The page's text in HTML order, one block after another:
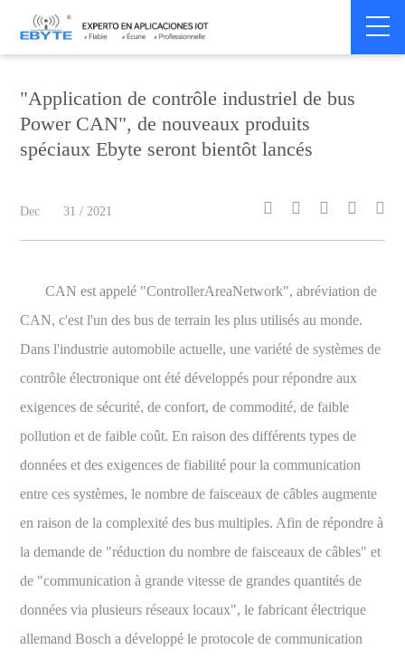
Home > Smart Meter > Smart Meter
"Application de contrôle industriel de bus
Power CAN", de nouveaux produits
spéciaux Ebyte seront bientôt lancés
Dec 31 / 2021     
CAN est appelé "ControllerAreaNetwork", abréviation de
CAN, c'est l'un des bus de terrain les plus utilisés au monde.
Dans l'industrie automobile actuelle, une variété de systèmes de
contrôle électronique ont été développés pour répondre aux
exigences de sécurité, de confort, de commodité, de faible
pollution et de faible coût. En raison des différents types de
données et des exigences de fiabilité pour la communication
entre ces systèmes, le nombre de faisceaux de câbles augmente
en raison de la complexité des bus multiples. Afin de répondre à
la demande de "réduction du nombre de faisceaux de câbles" et
de "communication à grande vitesse de grandes quantités de
données via plusieurs réseaux locaux", le fabricant électrique
allemand Bosch a développé le protocole de communication